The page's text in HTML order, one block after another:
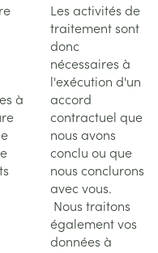
à
Les activités de
traitement sont
donc
nécessaires à
l'exécution d'un
accord
contractuel que
nous avons
conclu ou que
nous conclurons
avec vous.
Nous traitons
également vos
données à